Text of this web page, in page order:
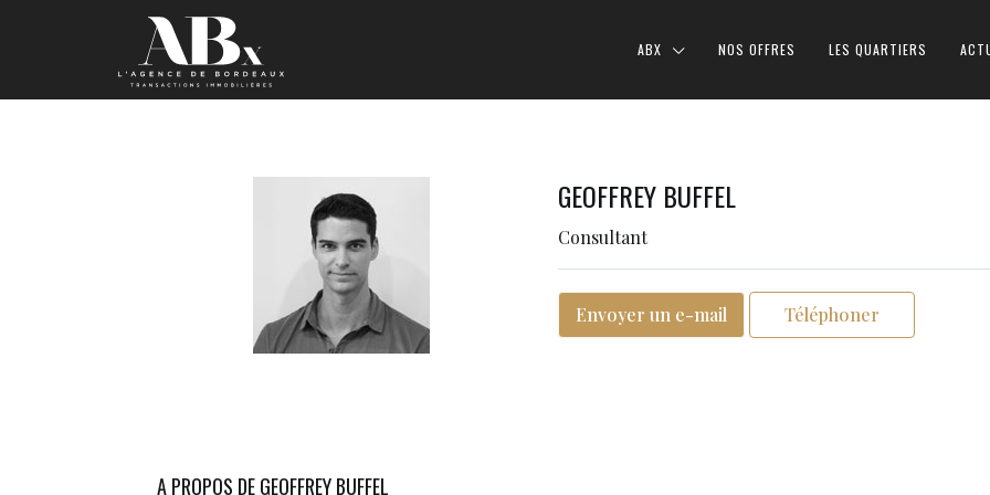
ABX NOS OFFRES LES QUARTIERS
GEOFFREY BUFFEL
Consultant
Envoyer un e-mail Téléphoner
A PROPOS DE GEOFFREY BUFFEL